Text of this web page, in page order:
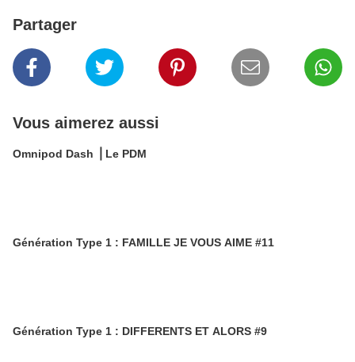
Partager
Vous aimerez aussi
Omnipod Dash ⎥ Le PDM
Génération Type 1 : FAMILLE JE VOUS AIME #11
Génération Type 1 : DIFFERENTS ET ALORS #9